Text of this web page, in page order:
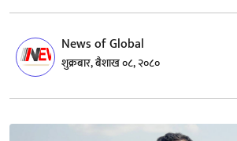
News of Global
शुक्रबार, बैशाख ०८, २०८०